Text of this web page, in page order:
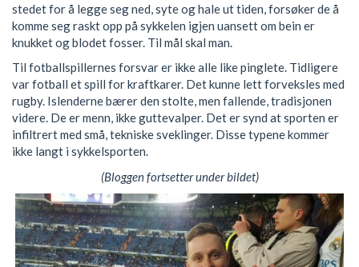
stedet for å legge seg ned, syte og hale ut tiden, forsøker de å
komme seg raskt opp på sykkelen igjen uansett om bein er
knukket og blodet fosser. Til mål skal man.
Til fotballspillernes forsvar er ikke alle like pinglete. Tidligere
var fotball et spill for kraftkarer. Det kunne lett forveksles med
rugby. Islenderne bærer den stolte, men fallende, tradisjonen
videre. De er menn, ikke guttevalper. Det er synd at sporten er
infiltrert med små, tekniske sveklinger. Disse typene kommer
ikke langt i sykkelsporten.
(Bloggen fortsetter under bildet)